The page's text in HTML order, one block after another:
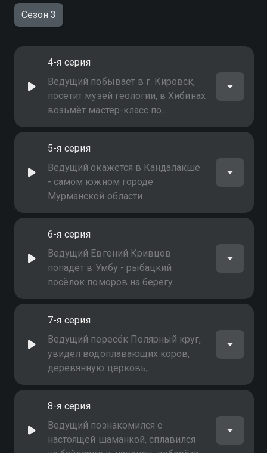
Сезон 3
4-я серия
Ведущий побывает в г. Кировск,
посетит музей геологии, в Хибинах
возьмёт мастер-класс по
скалолазанию, с бывалым
минералы
5-я серия
Ведущий окажется в Кандалакше
- самом южном городе
Мурманской области
6-я серия
Ведущий Евгений Кривцов
попадёт в Умбу - рыбацкий
посёлок поморов на берегу
Белого моря, известный с 15-ого
7-я серия
Ведущий пересёк Полярный круг,
увидел водоплавающих коров,
деревянную церковь,
построенную без единого гвоздя,
8-я серия
Ведущий познакомился с
настоящей шаманкой, сплавился